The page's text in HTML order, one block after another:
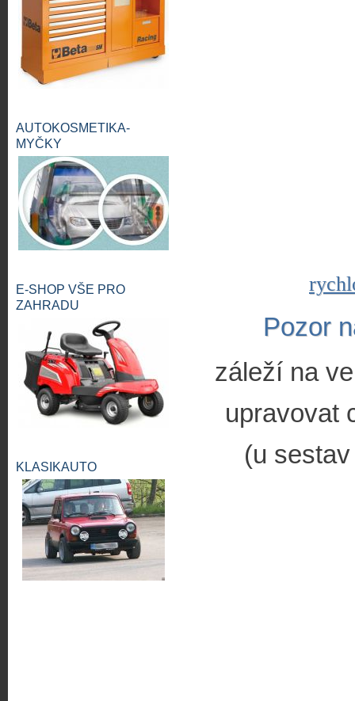
Pozor
záleží na
upravovat
(u
AUTOKOSMETIKA-
MYČKY
E-SHOP VŠE PRO
ZAHRADU
KLASIKAUTO